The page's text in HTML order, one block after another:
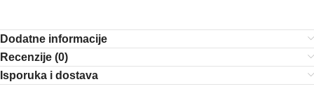
Dodatne informacije
Recenzije (0)
Isporuka i dostava